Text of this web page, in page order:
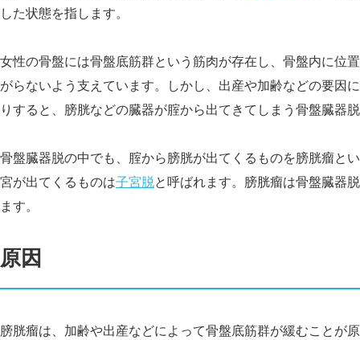
した状態を指します。
女性の骨盤には骨盤底筋群という筋肉が存在し、骨盤内に位
がらないよう支えています。しかし、出産や加齢などの要因
りすると、膀胱などの臓器が腟から出てきてしまう骨盤臓器
骨盤臓器脱の中でも、腟から膀胱が出てくるものを膀胱瘤と
宮が出てくるものは子宮脱と呼ばれます。膀胱瘤は骨盤臓器
ます。
原因
膀胱瘤は、加齢や出産などによって骨盤底筋群が緩むことが